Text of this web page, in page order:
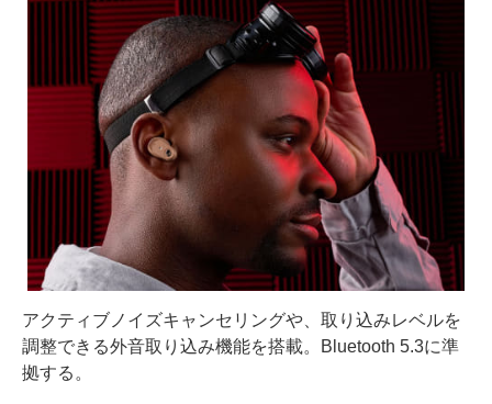
アクティブノイズキャンセリングや、取り込みレベルを
調整できる外音取り込み機能を搭載。Bluetooth 5.3に準
拠する。